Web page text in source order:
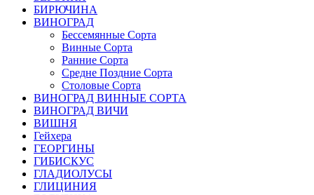
БИРЮЧИНА
ВИНОГРАД
Бессемянные Сорта
Винные Сорта
Ранние Сорта
Средне Поздние Сорта
Столовые Сорта
ВИНОГРАД ВИННЫЕ СОРТА
ВИНОГРАД ВИЧИ
ВИШНЯ
Гейхера
ГЕОРГИНЫ
ГИБИСКУС
ГЛАДИОЛУСЫ
ГЛИЦИНИЯ